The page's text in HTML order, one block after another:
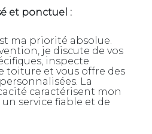
et ponctuel :
ma priorité absolue.
je discute de vos
inspecte
toiture et vous offre des
La
caractérisent mon
service fiable et de